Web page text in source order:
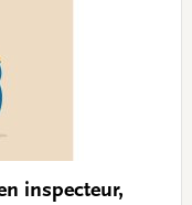
inspecteur,